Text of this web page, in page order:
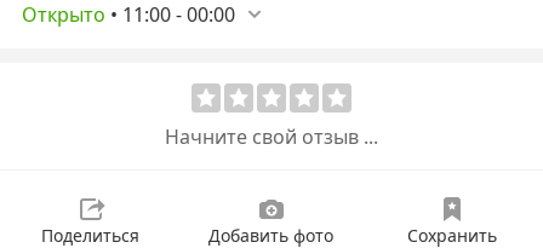
Открыто • 11:00-00:00
Начните свой отзыв ...
Поделиться Добавить фото Сохранить